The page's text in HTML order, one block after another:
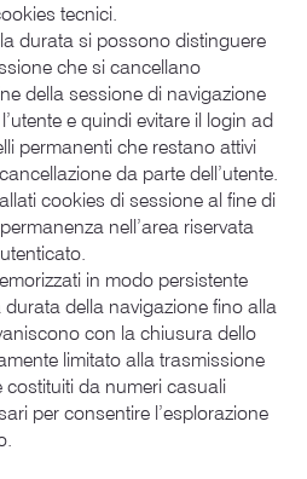
tecnici.
durata si possono distinguere
che si cancellano
della sessione di navigazione
e quindi evitare il login ad
permanenti che restano attivi
da parte dell’utente.
cookies di sessione al fine di
nell’area riservata
in modo persistente
della navigazione fino alla
con la chiusura dello
limitato alla trasmissione
costituiti da numeri casuali
per consentire l’esplorazione